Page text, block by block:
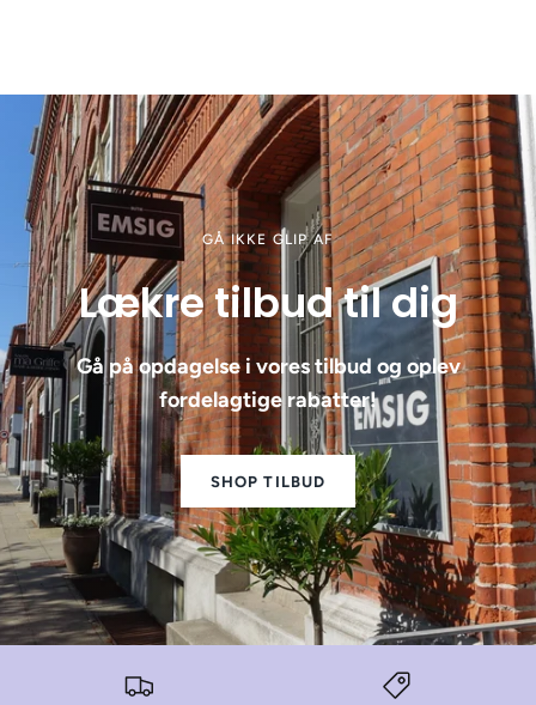
GÅ IKKE GLIP AF
Lækre tilbud til dig
Gå på opdagelse i vores tilbud og oplev
fordelagtige rabatter!
SHOP TILBUD